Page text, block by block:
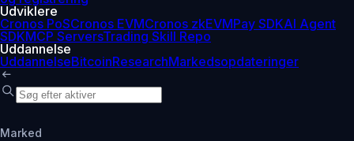
Udviklere
Cronos PoSCronos EVMCronos zkEVMPay SDKAI Agent
SDKMCP ServersTrading Skill Repo
Uddannelse
UddannelseBitcoinResearchMarkedsopdateringer
Marked